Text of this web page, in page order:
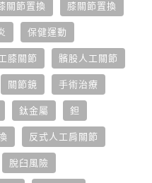
關節置換 膝關節置換
保健運動
膝關節 髕股人工關節
關節鏡 手術治療
鈦金屬 鉭
反式人工肩關節
脫臼風險